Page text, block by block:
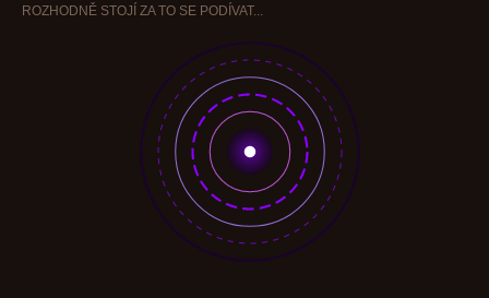
ROZHODNĚ STOJÍ ZA TO SE PODÍVAT...